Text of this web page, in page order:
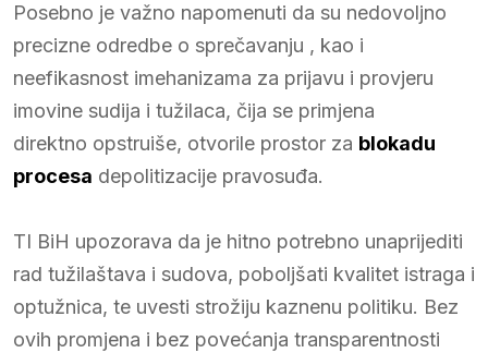
Posebno je važno napomenuti da su nedovoljno
precizne odredbe o sprečavanju , kao i
neefikasnost imehanizama za prijavu i provjeru
imovine sudija i tužilaca, čija se primjena
direktno opstruiše, otvorile prostor za blokadu
procesa depolitizacije pravosuđa.
TI BiH upozorava da je hitno potrebno unaprijediti
rad tužilaštava i sudova, poboljšati kvalitet istraga i
optužnica, te uvesti strožiju kaznenu politiku. Bez
ovih promjena i bez povećanja transparentnosti